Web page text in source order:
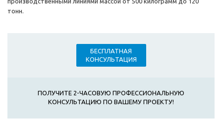
тонн.
БЕСПЛАТНАЯ
КОНСУЛЬТАЦИЯ
ПОЛУЧИТЕ 2-ЧАСОВУЮ ПРОФЕССИОНАЛЬНУЮ
КОНСУЛЬТАЦИЮ ПО ВАШЕМУ ПРОЕКТУ!